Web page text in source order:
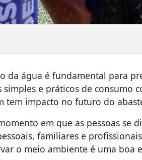
da água é fundamental para
e práticos de consumo
tem impacto no futuro do
em que as pessoas se
familiares e
o meio ambiente é uma boa